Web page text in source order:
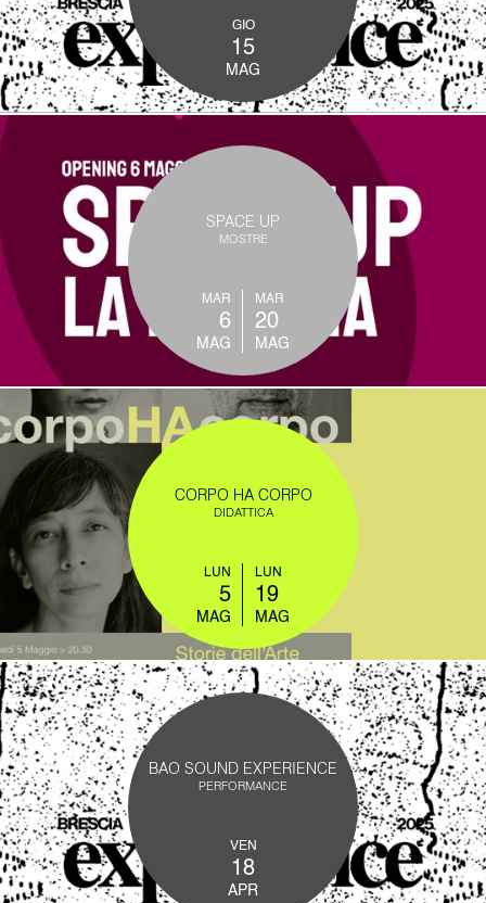
GIO
15
MAG
SPACE UP
MOSTRE
MAR
6
MAG
MAR
20
MAG
CORPO HA CORPO
DIDATTICA
LUN
5
MAG
LUN
19
MAG
BAO SOUND EXPERIENCE
PERFORMANCE
VEN
18
APR